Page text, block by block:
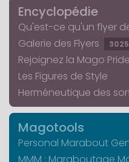
Encyclopédie
Qu'est-ce qu'un flyer
Galerie des Flyers
3025
Rejoignez la Mago
Les Figures de Style
Herméneutique des
Magotools
Personal Marabout